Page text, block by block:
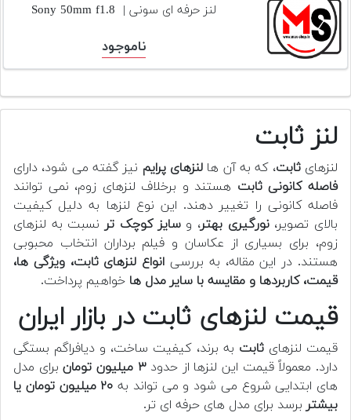
لنز حرفه ای سونی | Sony 50mm f1.8
ناموجود
لنز ثابت
لنزهایثابت، که به آن ها لنزهای پرایم نیز گفته می شود، دارای
فاصله کانونی ثابت هستند و برخلاف لنزهای زوم، نمی توانند
فاصله کانونی را تغییر دهند. این نوع لنزها به دلیل کیفیت
بالای تصویر،نورگیری بهتر، وسایز کوچک تر نسبت به لنزهای
زوم، برای بسیاری از عکاسان و فیلم برداران انتخاب محبوبی
هستند. در این مقاله، به بررسی انواع لنزهای ثابت، ویژگی ها،
قیمت، کاربردها و مقایسه با سایر مدل ها خواهیم پرداخت.
قیمت لنزهای ثابت در بازار ایران
قیمت لنزهایثابت به برند، کیفیت ساخت، و دیافراگم بستگی
دارد. معمولاً قیمت این لنزها از حدود۳ میلیون تومان
برای مدل
های ابتدایی شروع می شود و می تواند به
۲۰ میلیون تومان یا
بیشتر برسد برای مدل های حرفه ای تر.